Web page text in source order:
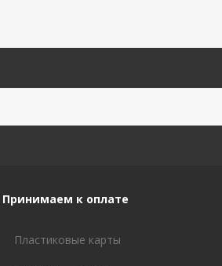
Принимаем к оплате
Пластиковые карты